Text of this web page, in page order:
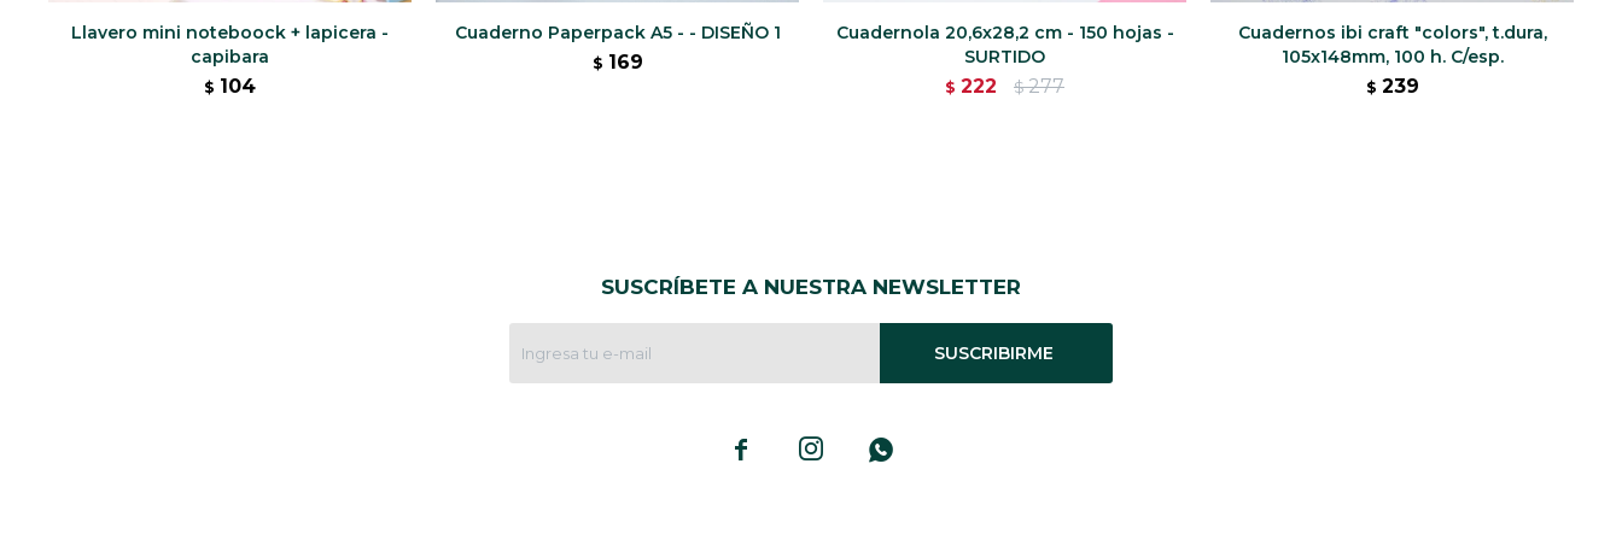
Llavero mini noteboock + lapicera -
capibara
$ 104
Cuaderno Paperpack A5 - - DISEÑO 1
$ 169
Cuadernola 20,6x28,2 cm - 150 hojas -
SURTIDO
$ 222 $ 277
Cuadernos ibi craft "colors", t.dura,
105x148mm, 100 h. C/esp.
$ 239
SUSCRÍBETE A NUESTRA NEWSLETTER
SUSCRIBIRME
  